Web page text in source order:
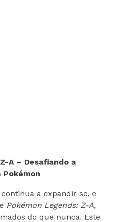
A – Desafiando a
Pokémon
a expandir-se, e
Pokémon Legends: Z-A,
do que nunca. Este